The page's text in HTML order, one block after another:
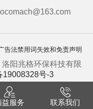
告法禁用词失效和免责声明
阳兆格环保科技有限
19008328号-3
益服务 联系我们